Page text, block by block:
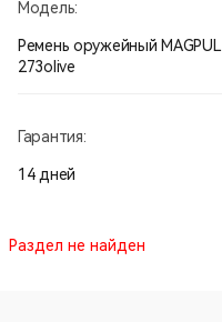
Модель:
Ремень оружейный
273olive
Гарантия:
14 дней
Раздел не найден